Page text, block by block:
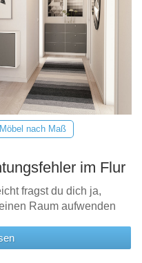
Möbel nach Maß
im Flur
fragst du dich ja,
Raum aufwenden